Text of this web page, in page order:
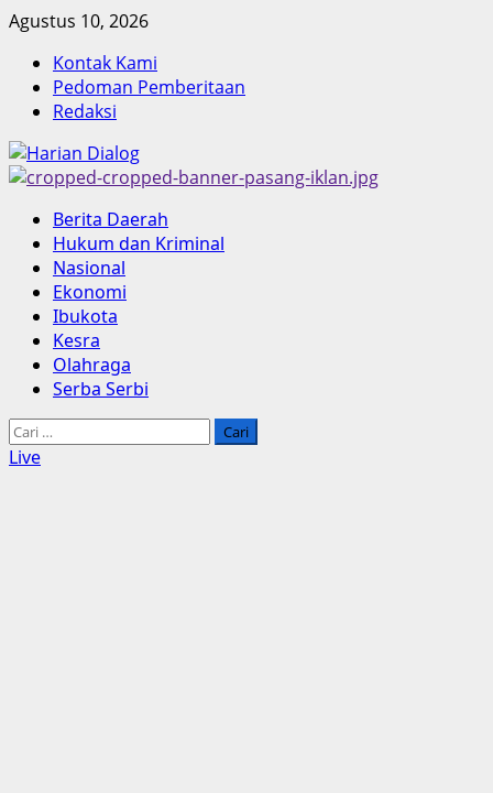
Skip
content
Agustus 10, 2026
Kontak Kami
Pedoman Pemberitaan
Redaksi
Primary
Menu
Berita Daerah
Hukum dan Kriminal
Nasional
Ekonomi
Ibukota
Kesra
Olahraga
Serba Serbi
Cari
untuk:
Live